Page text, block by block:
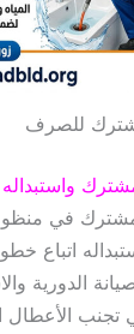
للصرف
واستبداله
في
اتباع
الدورية
الأعطال